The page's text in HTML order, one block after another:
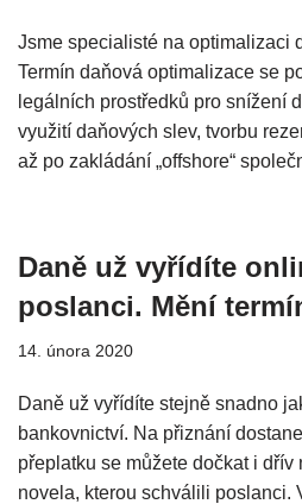
Jsme specialisté na optimalizaci
Termín daňová optimalizace se
legálních prostředků pro snížení
využití daňových slev, tvorbu
až po zakládání „offshore“
Daně už vyřídíte
poslanci. Mění
14. února 2020
Daně už vyřídíte stejně snadno
bankovnictví. Na přiznání
přeplatku se můžete dočkat i
novela, kterou schválili poslanci.